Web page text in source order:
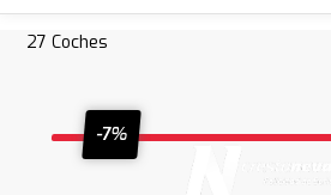
27 Coches
-7%